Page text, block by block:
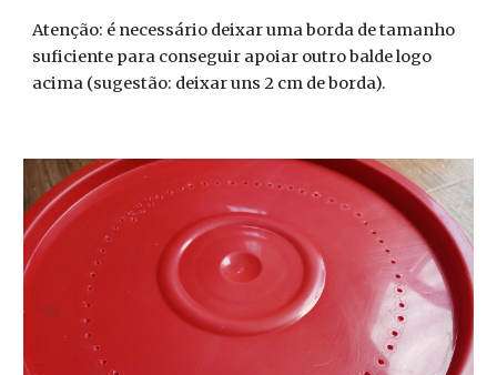
Atenção: é necessário deixar uma borda de tamanho
suficiente para conseguir apoiar outro balde logo
acima (sugestão: deixar uns 2 cm de borda).